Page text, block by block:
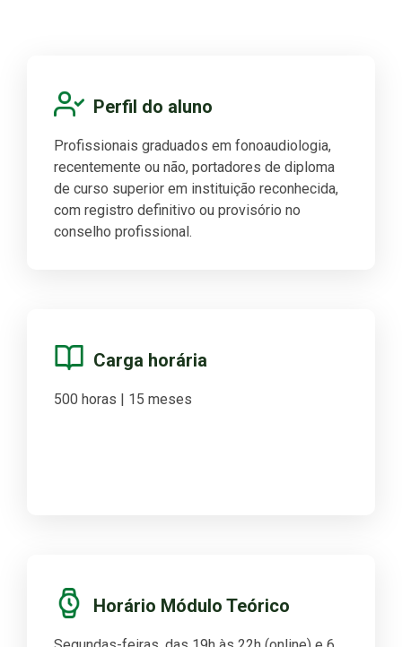
Perfil do aluno
Profissionais graduados em fonoaudiologia,
recentemente ou não, portadores de diploma
de curso superior em instituição reconhecida,
com registro definitivo ou provisório no
conselho profissional.
Carga horária
500 horas | 15 meses
Horário Módulo Teórico